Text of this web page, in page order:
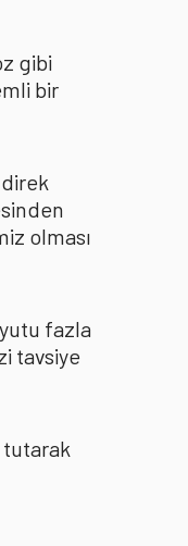
gibi
bir
olması
fazla
tavsiye